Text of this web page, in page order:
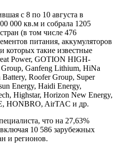
с 8 по 10 августа в
000 кв.м и собрала 1205
(в том числе 476
питания, аккумуляторов
которых такие известные
Power, GOTION HIGH-
Ganfeng Lithium, HiNa
Roofer Group, Super
Energy, Haidi Energy,
Highstar, Horizon New Energy,
HONBRO, AirTAC и др.
что на 27,63%
10 586 зарубежных
и регионов.